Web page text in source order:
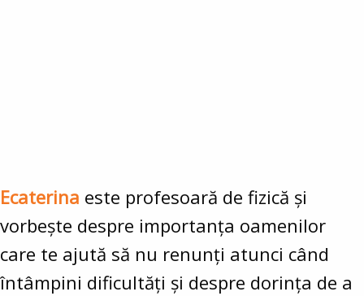
Ecaterina este profesoară de fizică și
vorbește despre importanța oamenilor
care te ajută să nu renunți atunci când
întâmpini dificultăți și despre dorința de a